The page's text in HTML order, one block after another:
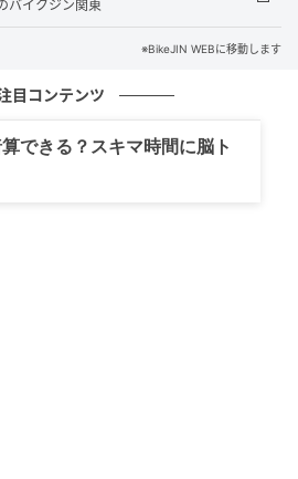
に漏れず積載性能が低く、多く
まない」ことを選びます。テン
ープ泊と地べたスタイル。調理
バイクジン関東
※BikeJIN WEBに移動します
目コンテンツ
できる？スキマ時間に脳ト